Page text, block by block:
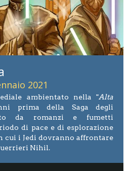
2021
ambientato nella "Alta
prima della Saga degli
da romanzi e fumetti
di pace e di esplorazione
cui i Jedi dovranno affrontare
Nihil.